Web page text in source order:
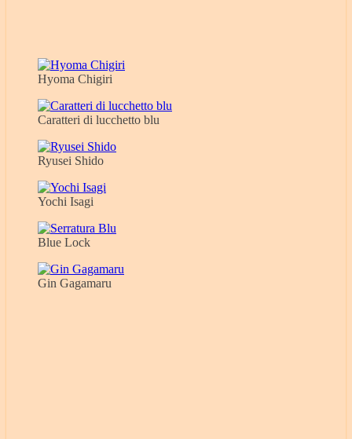
Hyoma Chigiri
Caratteri di lucchetto blu
Ryusei Shido
Yochi Isagi
Blue Lock
Gin Gagamaru